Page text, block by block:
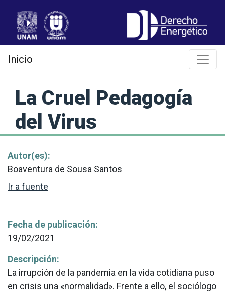
navigation
Inicio
La Cruel Pedagogía
del Virus
Autor(es):
Boaventura de Sousa Santos
Ir a fuente
Fecha de publicación:
19/02/2021
Descripción:
La irrupción de la pandemia en la vida cotidiana puso
en crisis una «normalidad». Frente a ello, el sociólogo